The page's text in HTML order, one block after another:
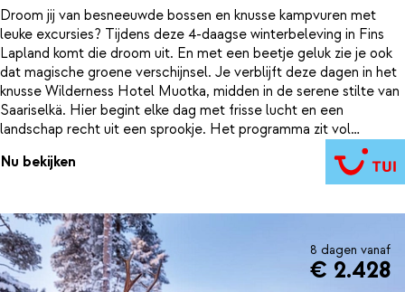
Droom jij van besneeuwde bossen en knusse kampvuren met
leuke excursies? Tijdens deze 4-daagse winterbeleving in Fins
Lapland komt die droom uit. En met een beetje geluk zie je ook
dat magische groene verschijnsel. Je verblijft deze dagen in het
knusse Wilderness Hotel Muotka, midden in de serene stilte van
Saariselkä. Hier begint elke dag met frisse lucht en een
landschap recht uit een sprookje. Het programma zit vol
belevenissen: zo maak je een sneeuwscootertocht naar een
rendierboerderij, leer je over de Sami-cultuur en sluit je af met
een sfeervol bezoek aan een afgelegen Aurora Camp. Ook staat
bestuurt, en ga je 's avonds op pad per sneeuwscooter om
wederom het noorderlicht te zoeken. Geen garanties, maar de
kans is aanwezig. Kortom: een excursiereis vol winterse
avonturen, lokale cultuur en bijzondere momenten.
Nu bekijken
8 dagen vanaf
€ 2.428